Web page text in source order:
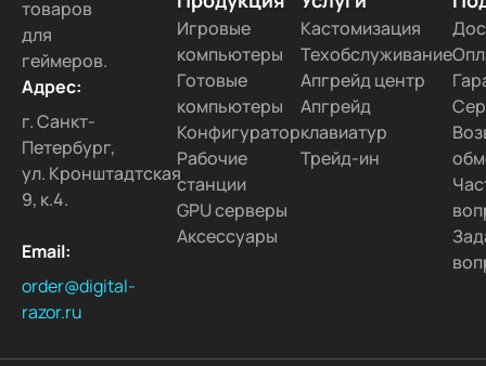
товаров
для
геймеров.
Адрес:
г. Санкт-
Петербург,
ул. Кронштадтская
9, к.4.
Email:
order@digital-
razor.ru
Игровые
компьютеры
Готовые
компьютеры
Конфигуратор
Рабочие
станции
GPU серверы
Аксессуары
Кастомизация
Техобслуживание
Апгрейд центр
Апгрейд
клавиатур
Трейд-ин